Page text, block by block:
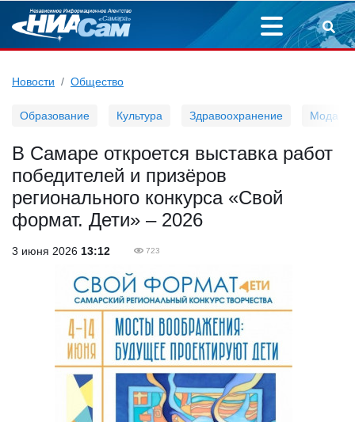
Новости Общество
Образование Культура Здравоохранение Мода
В Самаре откроется выставка работ
победителей и призёров
регионального конкурса «Свой
формат. Дети» – 2026
3 июня 2026 13:12 723